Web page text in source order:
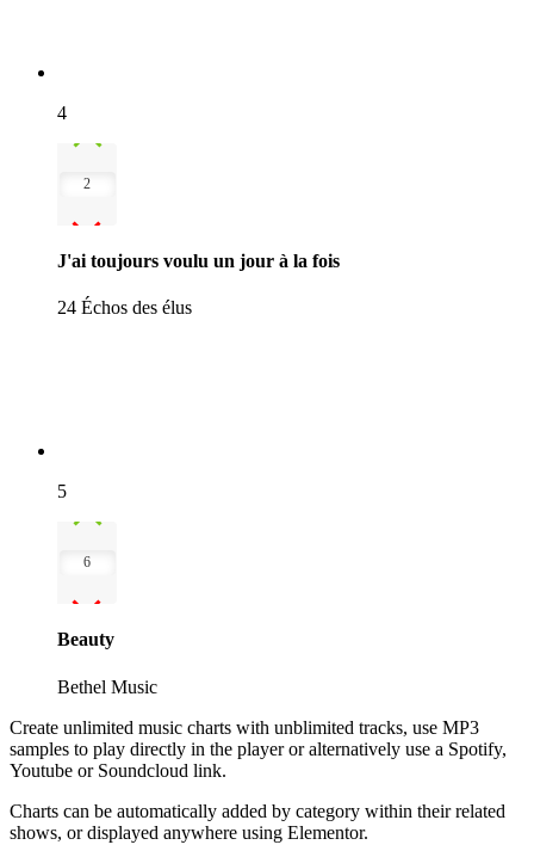
4
2
J'ai toujours voulu un jour à la fois
24 Échos des élus
5
6
Beauty
Bethel Music
Create unlimited music charts with unblimited tracks, use MP3
samples to play directly in the player or alternatively use a Spotify,
Youtube or Soundcloud link.
Charts can be automatically added by category within their related
shows, or displayed anywhere using Elementor.